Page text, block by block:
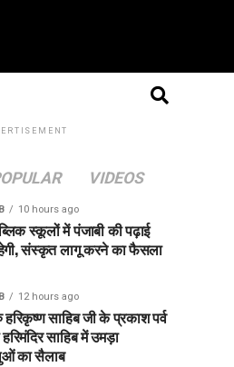
VIDEOS
10 hours ago
स्कूलों में पंजाबी की पढ़ाई
संस्कृत लागू करने का फैसला
12 hours ago
साहिब जी के प्रकाश पर्व
साहिब में उमड़ा
का सैलाब